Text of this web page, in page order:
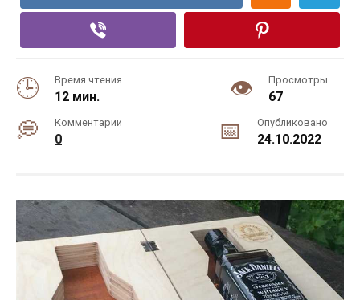
Время чтения
12 мин.
Просмотры
67
Комментарии
0
Опубликовано
24.10.2022